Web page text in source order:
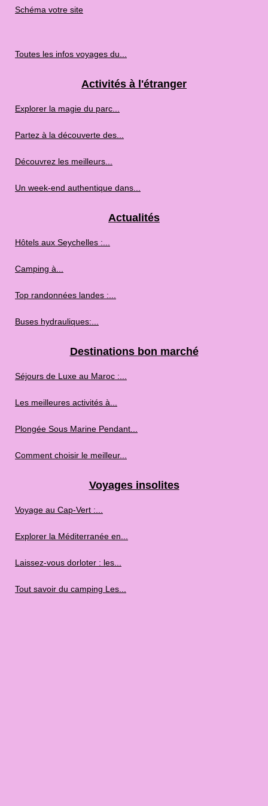
Schéma votre site
Toutes les infos voyages du...
Activités à l'étranger
Explorer la magie du parc...
Partez à la découverte des...
Découvrez les meilleurs...
Un week-end authentique dans...
Actualités
Hôtels aux Seychelles :...
Camping à...
Top randonnées landes :...
Buses hydrauliques:...
Destinations bon marché
Séjours de Luxe au Maroc :...
Les meilleures activités à...
Plongée Sous Marine Pendant...
Comment choisir le meilleur...
Voyages insolites
Voyage au Cap‑Vert :...
Explorer la Méditerranée en...
Laissez-vous dorloter : les...
Tout savoir du camping Les...